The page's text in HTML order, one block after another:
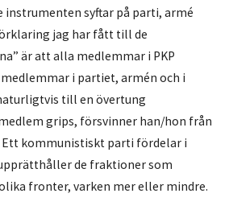
instrumenten syftar på parti, armé
jag har fått till de
är att alla medlemmar i PKP
i partiet, armén och i
till en övertung
grips, försvinner han/hon från
kommunistiskt parti fördelar i
de fraktioner som
fronter, varken mer eller mindre.